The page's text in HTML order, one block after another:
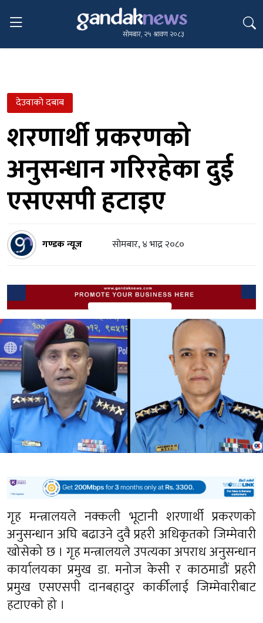
सोमबार, २५ श्रावण २०८३
देउवाकाे दबाब
शरणार्थी प्रकरणको
अनुसन्धान गरिरहेका दुई
एसएसपी हटाइए
गण्डक न्यूज सोमबार, ४ भाद्र २०८०
गृह मन्त्रालयले नक्कली भूटानी शरणार्थी प्रकरणको
अनुसन्धान अघि बढाउने दुवै प्रहरी अधिकृतको जिम्मेवारी
खोसेको छ । गृह मन्त्रालयले उपत्यका अपराध अनुसन्धान
कार्यालयका प्रमुख डा. मनोज केसी र काठमाडौं प्रहरी
प्रमुख एसएसपी दानबहादुर कार्कीलाई जिम्मेवारीबाट
हटाएको हो ।